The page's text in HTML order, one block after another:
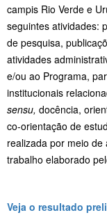
campis Rio Verde e
seguintes atividades:
de pesquisa,
atividades
e/ou ao Programa,
institucionais
sensu, docência,
co-orientação de
realizada por meio
trabalho elaborado
Veja o resultado